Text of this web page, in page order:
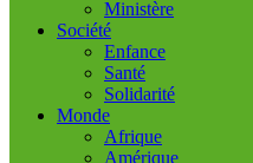
Ministère
Société
Enfance
Santé
Solidarité
Monde
Afrique
Amérique